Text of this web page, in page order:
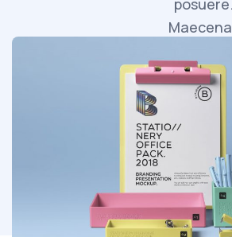
posuere.
mollis
interdum.